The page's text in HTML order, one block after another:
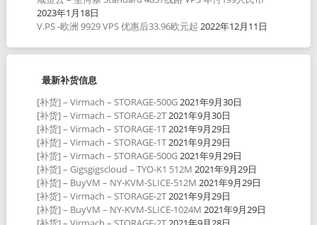
2023年1月18日
V.PS -欧洲 9929 VPS 优惠后33.96欧元起 2022年12月11日
最新补货信息
[补货] – Virmach – STORAGE-500G2021年9月30日
[补货] – Virmach – STORAGE-2T2021年9月30日
[补货] – Virmach – STORAGE-1T2021年9月29日
[补货] – Virmach – STORAGE-1T2021年9月29日
[补货] – Virmach – STORAGE-500G2021年9月29日
[补货] – Gigsgigscloud – TYO-K1 512M 2021年9月29日
[补货] – BuyVM – NY-KVM-SLICE-512M 2021年9月29日
[补货] – Virmach – STORAGE-2T2021年9月29日
[补货] – BuyVM – NY-KVM-SLICE-1024M 2021年9月29日